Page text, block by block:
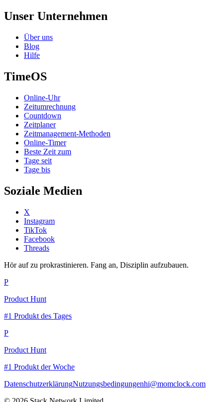
Unser Unternehmen
Über uns
Blog
Hilfe
TimeOS
Online-Uhr
Zeitumrechnung
Countdown
Zeitplaner
Zeitmanagement-Methoden
Online-Timer
Beste Zeit zum
Tage seit
Tage bis
Soziale Medien
X
Instagram
TikTok
Facebook
Threads
Hör auf zu prokrastinieren. Fang an, Disziplin aufzubauen.
P
Product Hunt
#1 Produkt des Tages
P
Product Hunt
#1 Produkt der Woche
DatenschutzerklärungNutzungsbedingungenhi@momclock.com